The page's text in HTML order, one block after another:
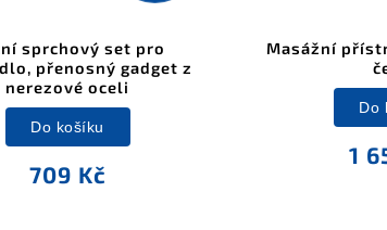
sprchový set pro
přenosný gadget z
nerezové oceli
709 Kč
Do košíku
Masážní
1
Do